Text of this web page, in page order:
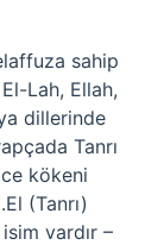
sahip
Lah, Ellah,
dillerinde
Tanrı
kökeni
(Tanrı)
vardır –